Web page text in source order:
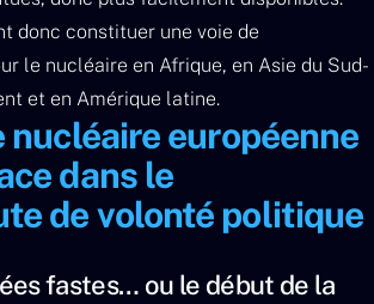
donc constituer une voie de
le nucléaire en Afrique, en Asie du Sud-
et en Amérique latine.
nucléaire européenne
dans le
de volonté politique
fastes… ou le début de la